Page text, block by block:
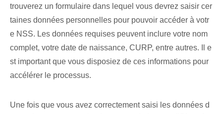
trouverez un formulaire dans lequel vous devrez saisir cer
taines données personnelles pour pouvoir accéder à votr
e NSS. Les données requises peuvent inclure votre nom
complet, votre date de naissance, CURP, entre autres. Il e
st important que vous disposiez de ces informations pour
accélérer le processus.
Une fois que vous avez correctement saisi les données d